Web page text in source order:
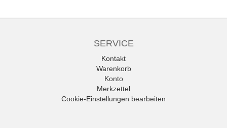
SERVICE
Kontakt
Warenkorb
Konto
Merkzettel
Cookie-Einstellungen bearbeiten